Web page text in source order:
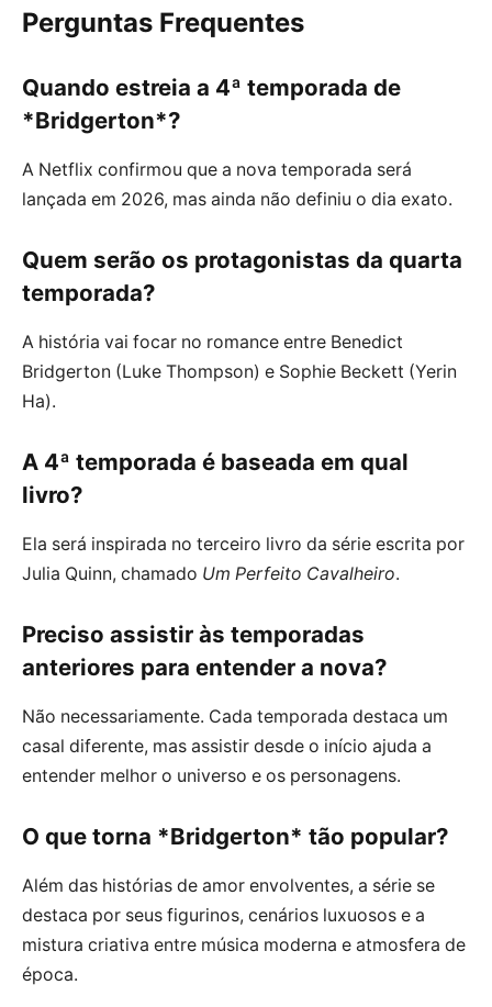
Perguntas Frequentes
Quando estreia a 4ª temporada de
*Bridgerton*?
A Netflix confirmou que a nova temporada será
lançada em 2026, mas ainda não definiu o dia exato.
Quem serão os protagonistas da quarta
temporada?
A história vai focar no romance entre Benedict
Bridgerton (Luke Thompson) e Sophie Beckett (Yerin
Ha).
A 4ª temporada é baseada em qual
livro?
Ela será inspirada no terceiro livro da série escrita por
Julia Quinn, chamado Um Perfeito Cavalheiro.
Preciso assistir às temporadas
anteriores para entender a nova?
Não necessariamente. Cada temporada destaca um
casal diferente, mas assistir desde o início ajuda a
entender melhor o universo e os personagens.
O que torna *Bridgerton* tão popular?
Além das histórias de amor envolventes, a série se
destaca por seus figurinos, cenários luxuosos e a
mistura criativa entre música moderna e atmosfera de
época.